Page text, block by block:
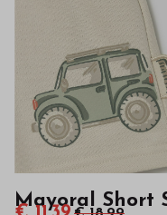
onze
webshop
Mayoral Short